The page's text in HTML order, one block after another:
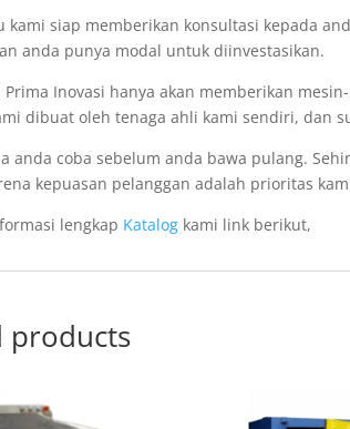
kami siap memberikan konsultasi kepada
anda punya modal untuk diinvestasikan.
Prima Inovasi hanya akan memberikan
dibuat oleh tenaga ahli kami sendiri, dan
anda coba sebelum anda bawa pulang.
kepuasan pelanggan adalah prioritas
lengkap Katalogkami link berikut,
products